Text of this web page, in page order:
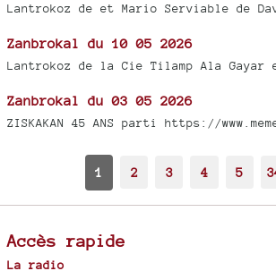
Lantrokoz de et Mario Serviable de
Zanbrokal du 10 05 2026
Lantrokoz de la Cie Tilamp Ala Gayar
Zanbrokal du 03 05 2026
ZISKAKAN 45 ANS parti https://
1 2 3 4 5
Accès rapide
La radio